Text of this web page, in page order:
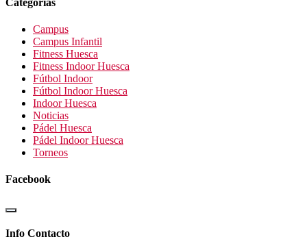
Campus
Campus Infantil
Fitness Huesca
Fitness Indoor Huesca
Fútbol Indoor
Fútbol Indoor Huesca
Indoor Huesca
Noticias
Pádel Huesca
Pádel Indoor Huesca
Torneos
Facebook
Info Contacto